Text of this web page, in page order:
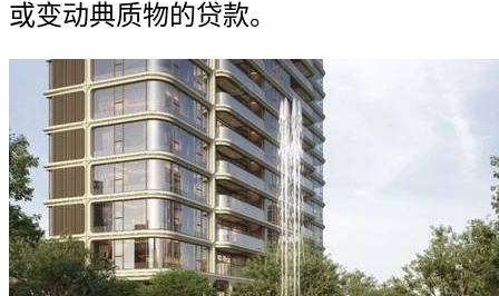
或变动典质物的贷款。